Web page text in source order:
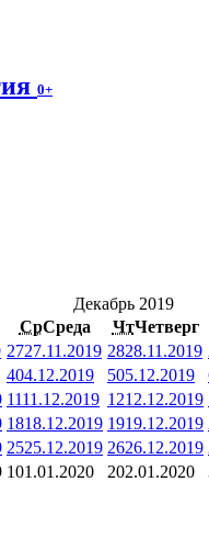
0+
Декабрь 2019
СрСреда ЧтЧетверг
2727.11.2019 2828.11.2019
404.12.2019 505.12.2019
1111.12.2019 1212.12.2019
1818.12.2019 1919.12.2019
2525.12.2019 2626.12.2019
101.01.2020 202.01.2020